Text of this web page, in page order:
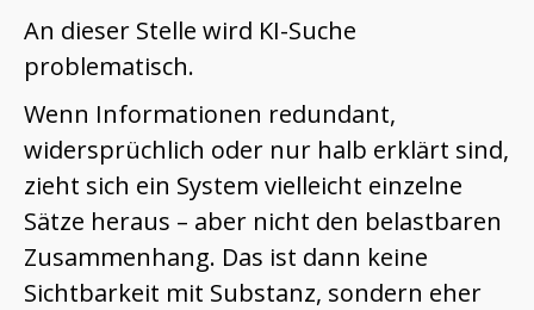
An dieser Stelle wird KI-Suche
problematisch.
Wenn Informationen redundant,
widersprüchlich oder nur halb erklärt sind,
zieht sich ein System vielleicht einzelne
Sätze heraus – aber nicht den belastbaren
Zusammenhang. Das ist dann keine
Sichtbarkeit mit Substanz, sondern eher